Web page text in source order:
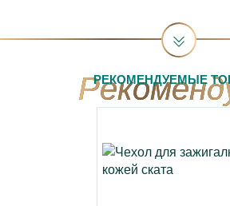
РЕКОМЕНДУЕМЫЕ